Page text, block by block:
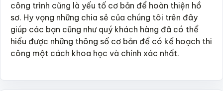
công trình cũng là yếu tố cơ bản để hoàn thiện hồ
sơ. Hy vọng những chia sẻ của chúng tôi trên đây
giúp các bạn cũng như quý khách hàng đã có thể
hiểu được những thông số cơ bản để có kế hoạch thi
công một cách khoa học và chính xác nhất.